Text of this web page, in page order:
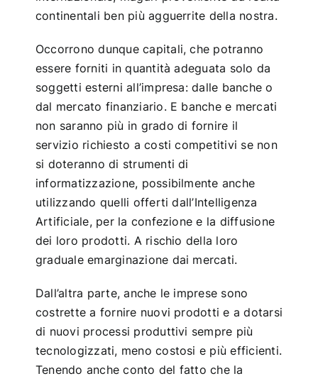
continentali ben più agguerrite della nostra.
Occorrono dunque capitali, che potranno
essere forniti in quantità adeguata solo da
soggetti esterni all’impresa: dalle banche o
dal mercato finanziario. E banche e mercati
non saranno più in grado di fornire il
servizio richiesto a costi competitivi se non
si doteranno di strumenti di
informatizzazione, possibilmente anche
utilizzando quelli offerti dall’Intelligenza
Artificiale, per la confezione e la diffusione
dei loro prodotti. A rischio della loro
graduale emarginazione dai mercati.
Dall’altra parte, anche le imprese sono
costrette a fornire nuovi prodotti e a dotarsi
di nuovi processi produttivi sempre più
tecnologizzati, meno costosi e più efficienti.
Tenendo anche conto del fatto che la